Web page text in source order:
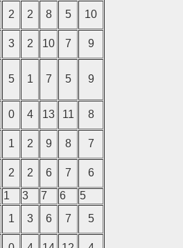
2 2 8 5
10
3 2 10 7
9
5 1 7 5 9
0 4 13 11
8
1 2 9 8
7
2 2 6 7
6
1 3 7 6
5
1 3 6 7
5